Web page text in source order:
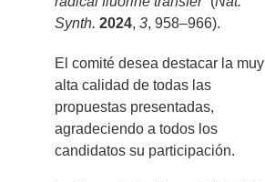
Synth. 2024, 3, 958–966).
El comité desea destacar la muy
alta calidad de todas las
propuestas presentadas,
agradeciendo a todos los
candidatos su participación.